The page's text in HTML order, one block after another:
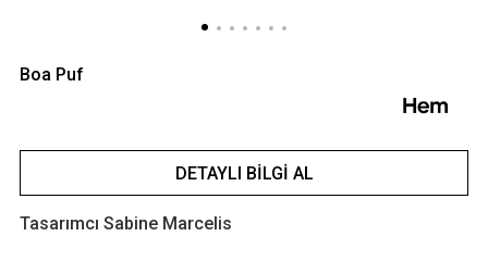
Boa Puf
DETAYLI BILGI AL
Tasarımcı Sabine Marcelis